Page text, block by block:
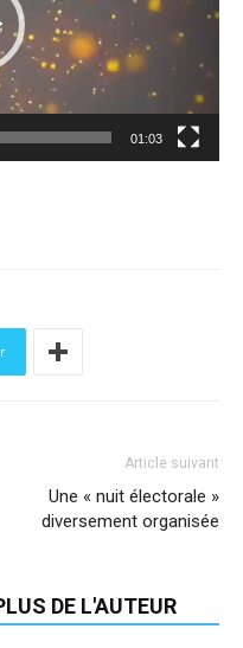
01:03
Article suivant
Une « nuit électorale »
diversement organisée
DE L'AUTEUR